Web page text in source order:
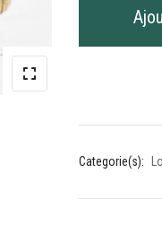
Categorie(s):